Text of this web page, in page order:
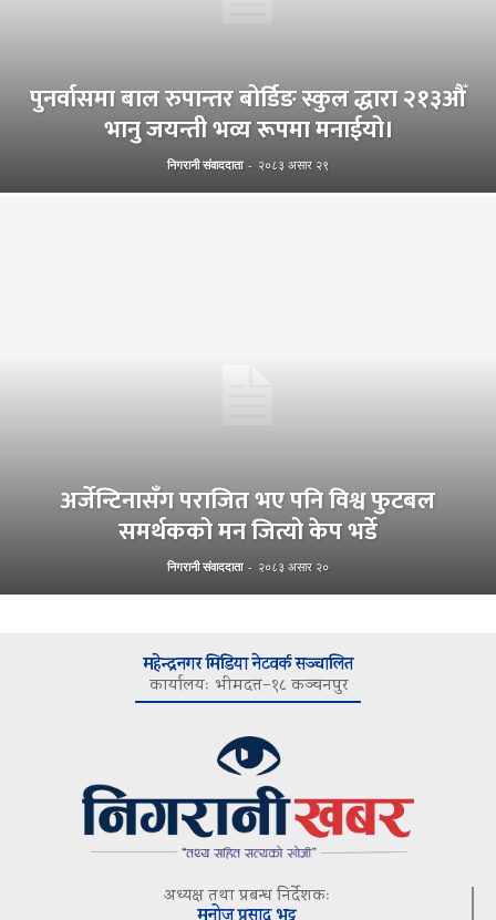
पुनर्वासमा बाल रुपान्तर बोर्डिङ स्कुल द्धारा २१३औँ
भानु जयन्ती भव्य रूपमा मनाईयो।
निगरानी संवाददाता - २०८३ असार २९
अर्जेन्टिनासँग पराजित भए पनि विश्व फुटबल
समर्थकको मन जित्यो केप भर्डे
निगरानी संवाददाता - २०८३ असार २०
महेन्द्रनगर मिडिया नेटवर्क सञ्चालित
कार्यालयः भीमदत्त–१८ कञ्चनपुर
अध्यक्ष तथा प्रबन्ध निर्देशकः